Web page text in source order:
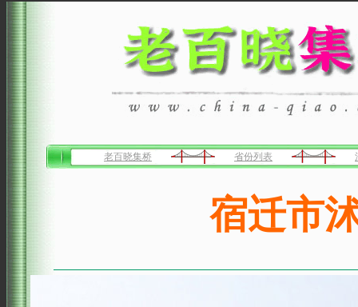
老百晓集桥 省份列表
宿迁市